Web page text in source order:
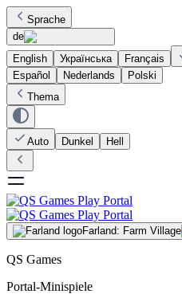
Sprache
de
English
Українська Français
Español
Nederlands
Polski
Thema
Auto Dunkel Hell
Farland: Farm Village
QS Games
Portal-Minispiele